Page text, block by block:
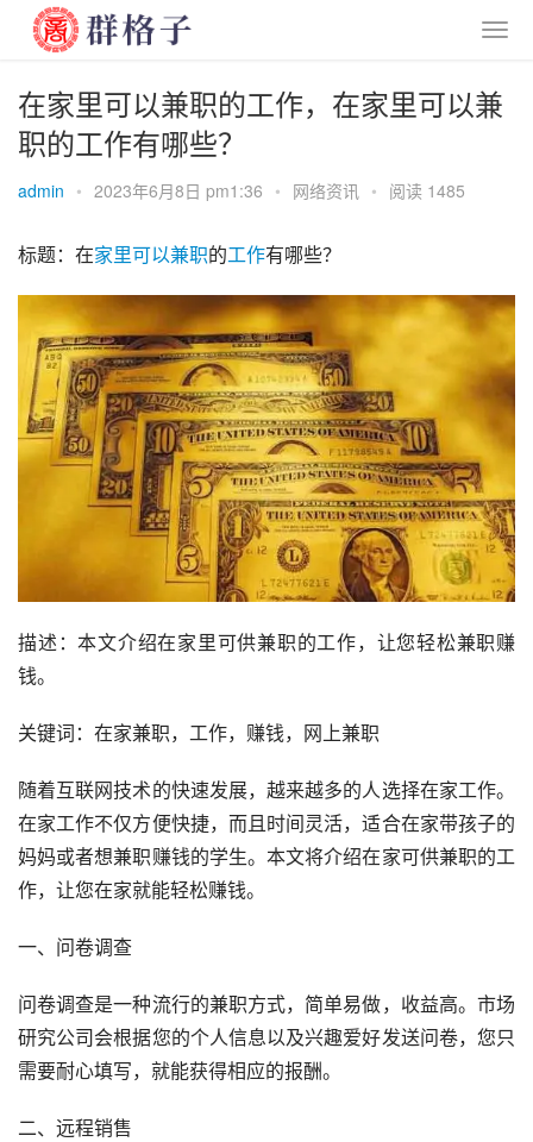
在家里可以兼职的工作，在家里可以兼
职的工作有哪些？
admin • 2023年6月8日 pm1:36 • 网络资讯 • 阅读 1485
标题：在家里可以兼职的工作有哪些？
描述：本文介绍在家里可供兼职的工作，让您轻松兼职赚
钱。
关键词：在家兼职，工作，赚钱，网上兼职
随着互联网技术的快速发展，越来越多的人选择在家工作。
在家工作不仅方便快捷，而且时间灵活，适合在家带孩子的
妈妈或者想兼职赚钱的学生。本文将介绍在家可供兼职的工
作，让您在家就能轻松赚钱。
一、问卷调查
问卷调查是一种流行的兼职方式，简单易做，收益高。市场
研究公司会根据您的个人信息以及兴趣爱好发送问卷，您只
需要耐心填写，就能获得相应的报酬。
二、远程销售